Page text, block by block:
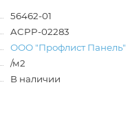
56462-01
ACPP-02283
ООО "Профлист Панель"
/м2
В наличии